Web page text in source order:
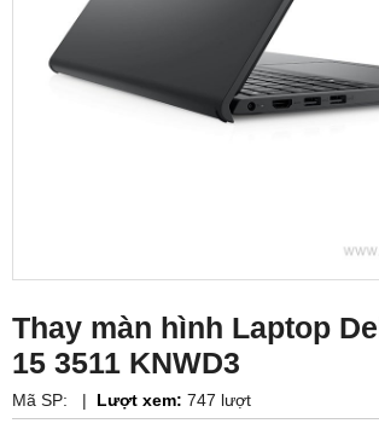
Thay màn hình Laptop
15 3511 KNWD3
Mã SP: | Lượt xem: 747 lượt